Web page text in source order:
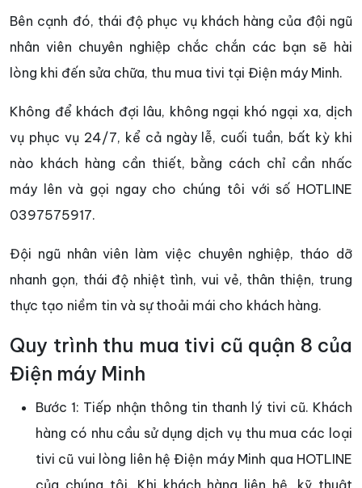
Bên cạnh đó, thái độ phục vụ khách hàng của đội ngũ
nhân viên chuyên nghiệp chắc chắn các bạn sẽ hài
lòng khi đến sửa chữa, thu mua tivi tại Điện máy Minh.
Không để khách đợi lâu, không ngại khó ngại xa, dịch
vụ phục vụ 24/7, kể cả ngày lễ, cuối tuần, bất kỳ khi
nào khách hàng cần thiết, bằng cách chỉ cần nhấc
máy lên và gọi ngay cho chúng tôi với số HOTLINE
0397575917.
Đội ngũ nhân viên làm việc chuyên nghiệp, tháo dỡ
nhanh gọn, thái độ nhiệt tình, vui vẻ, thân thiện, trung
thực tạo niềm tin và sự thoải mái cho khách hàng.
Quy trình thu mua tivi cũ quận 8 của
Điện máy Minh
Bước 1: Tiếp nhận thông tin thanh lý tivi cũ. Khách
hàng có nhu cầu sử dụng dịch vụ thu mua các loại
tivi cũ vui lòng liên hệ Điện máy Minh qua HOTLINE
của chúng tôi. Khi khách hàng liên hệ, kỹ thuật